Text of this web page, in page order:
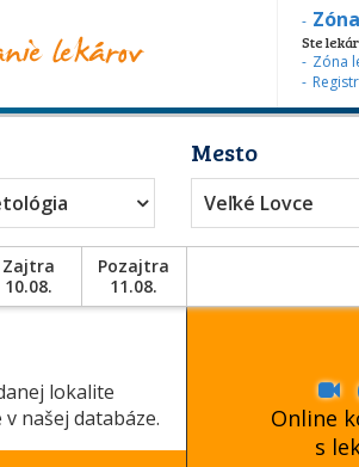
Ste
Zóna
Mesto
Veľké Lovce
Zajtra
10.08.
Pozajtra
11.08.
lokalite
našej databáze.
Online
s